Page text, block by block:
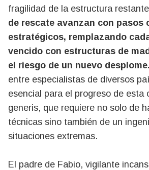
fragilidad de la estructura
de rescate avanzan con pasos
estratégicos, remplazando
vencido con estructuras de
el riesgo de un nuevo desplome.
entre especialistas de diversos
esencial para el progreso de esta
generis, que requiere no solo de
técnicas sino también de un
situaciones extremas.
El padre de Fabio, vigilante